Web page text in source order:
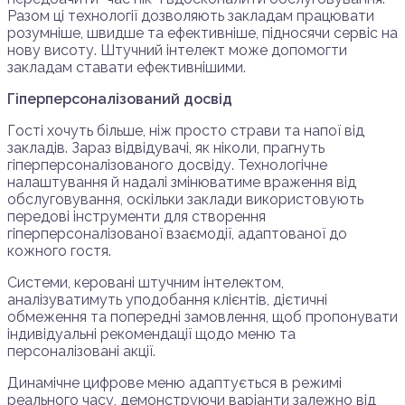
Разом ці технології дозволяють закладам працювати
розумніше, швидше та ефективніше, підносячи сервіс на
нову висоту. Штучний інтелект може допомогти
закладам ставати ефективнішими.
Гіперперсоналізований досвід
Гості хочуть більше, ніж просто страви та напої від
закладів. Зараз відвідувачі, як ніколи, прагнуть
гіперперсоналізованого досвіду. Технологічне
налаштування й надалі змінюватиме враження від
обслуговування, оскільки заклади використовують
передові інструменти для створення
гіперперсоналізованої взаємодії, адаптованої до
кожного гостя.
Системи, керовані штучним інтелектом,
аналізуватимуть уподобання клієнтів, дієтичні
обмеження та попередні замовлення, щоб пропонувати
індивідуальні рекомендації щодо меню та
персоналізовані акції.
Динамічне цифрове меню адаптується в режимі
реального часу, демонструючи варіанти залежно від